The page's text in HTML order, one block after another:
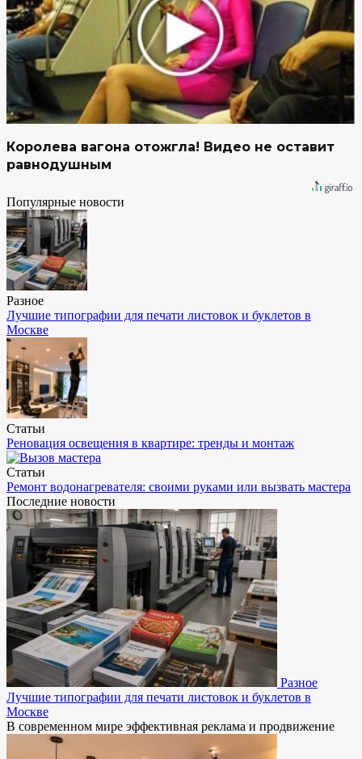
Королева вагона отожгла! Видео не оставит
равнодушным
Популярные новости
Разное
Лучшие типографии для печати листовок и буклетов в
Москве
Статьи
Реновация освещения в квартире: тренды и монтаж
Статьи
Ремонт водонагревателя: своими руками или вызвать мастера
Последние новости
Разное
Лучшие типографии для печати листовок и буклетов в
Москве
В современном мире эффективная реклама и продвижение